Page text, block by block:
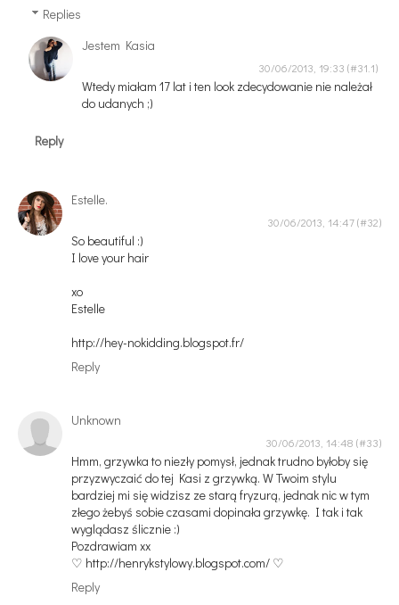
Replies
Jestem Kasia
30/06/2013, 19:33
Wtedy miałam 17 lat i ten look zdecydowanie nie należał
do udanych ;)
Reply
Estelle.
30/06/2013, 14:47
So beautiful :)
I love your hair
xo
Estelle
http://hey-nokidding.blogspot.fr/
Reply
Unknown
30/06/2013, 14:48
Hmm, grzywka to niezły pomysł, jednak trudno byłoby się
przyzwyczaić do tej Kasi z grzywką. W Twoim stylu
bardziej mi się widzisz ze starą fryzurą, jednak nic w tym
złego żebyś sobie czasami dopinała grzywkę. I tak i tak
wyglądasz ślicznie :)
Pozdrawiam xx
♡ http://henrykstylowy.blogspot.com/ ♡
Reply